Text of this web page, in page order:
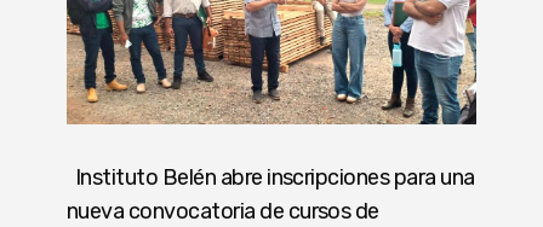
Instituto Belén abre inscripciones para una
nueva convocatoria de cursos de